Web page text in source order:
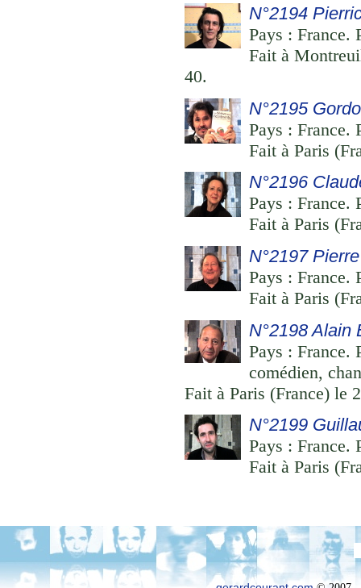
N°2194
Pays : France.
Fait à
40.
N°2195
Pays : France.
Fait à Paris
N°2196
Pays : France.
Fait à Paris
N°2197
Pays : France.
Fait à Paris
N°2198 Alain
Pays : France.
comédien,
Fait à Paris (France) le
N°2199
Pays : France.
Fait à Paris